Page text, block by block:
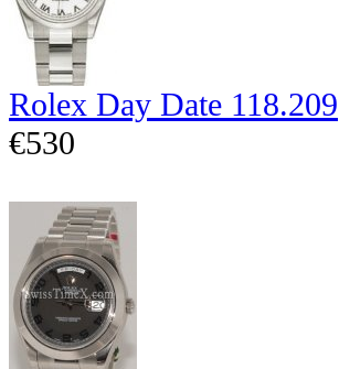
Rolex Day Date 118.209
€530